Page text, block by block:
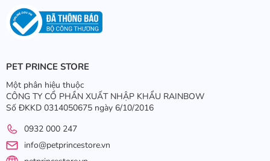
PET PRINCE STORE
Một phân hiệu thuộc
CÔNG TY CỔ PHẦN XUẤT NHẬP KHẨU RAINBOW
Số ĐKKD 0314050675 ngày 6/10/2016
0932 000 247
info@petprincestore.vn